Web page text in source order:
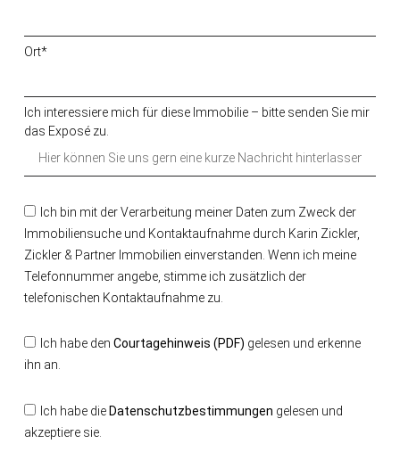
Ort*
Ich interessiere mich für diese Immobilie – bitte senden Sie mir
das Exposé zu.
Ich bin mit der Verarbeitung meiner Daten zum Zweck der
Immobiliensuche und Kontaktaufnahme durch Karin Zickler,
Zickler & Partner Immobilien einverstanden. Wenn ich meine
Telefonnummer angebe, stimme ich zusätzlich der
telefonischen Kontaktaufnahme zu.
Ich habe den Courtagehinweis (PDF) gelesen und erkenne
ihn an.
Ich habe die Datenschutzbestimmungen gelesen und
akzeptiere sie.